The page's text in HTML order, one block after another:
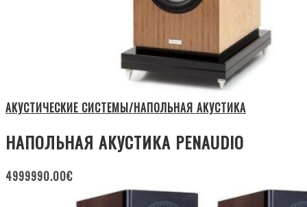
АКУСТИЧЕСКИЕ СИСТЕМЫ/НАПОЛЬНАЯ АКУСТИКА
НАПОЛЬНАЯ АКУСТИКА PENAUDIO
4999990.00€